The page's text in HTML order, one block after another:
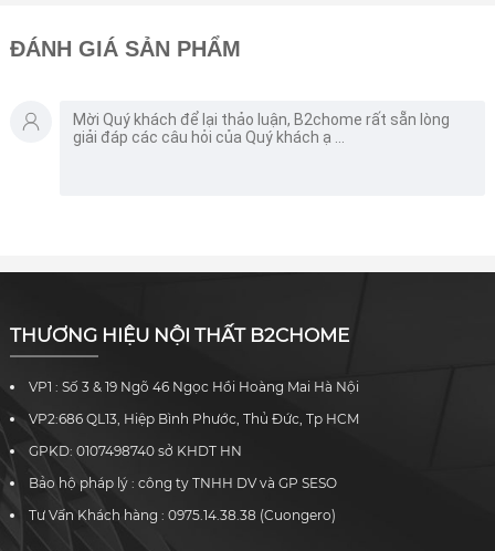
ĐÁNH GIÁ SẢN PHẨM
THƯƠNG HIỆU NỘI THẤT B2CHOME
VP1 : Số 3 & 19 Ngõ 46 Ngọc Hồi Hoàng Mai Hà Nội
VP2:686 QL13, Hiệp Bình Phước, Thủ Đức, Tp HCM
GPKD: 0107498740 sở KHDT HN
Bảo hộ pháp lý : công ty TNHH DV và GP SESO
Tư Vấn Khách hàng : 0975.14.38.38 (Cuongero)